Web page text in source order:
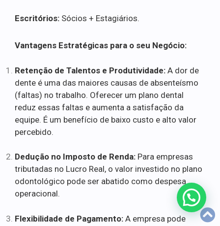
Escritórios: Sócios + Estagiários.
Vantagens Estratégicas para o seu Negócio:
Retenção de Talentos e Produtividade: A dor de
dente é uma das maiores causas de absenteísmo
(faltas) no trabalho. Oferecer um plano dental
reduz essas faltas e aumenta a satisfação da
equipe. É um benefício de baixo custo e alto valor
percebido.
Dedução no Imposto de Renda: Para empresas
tributadas no Lucro Real, o valor investido no plano
odontológico pode ser abatido como despesa
operacional.
Flexibilidade de Pagamento: A empresa pode